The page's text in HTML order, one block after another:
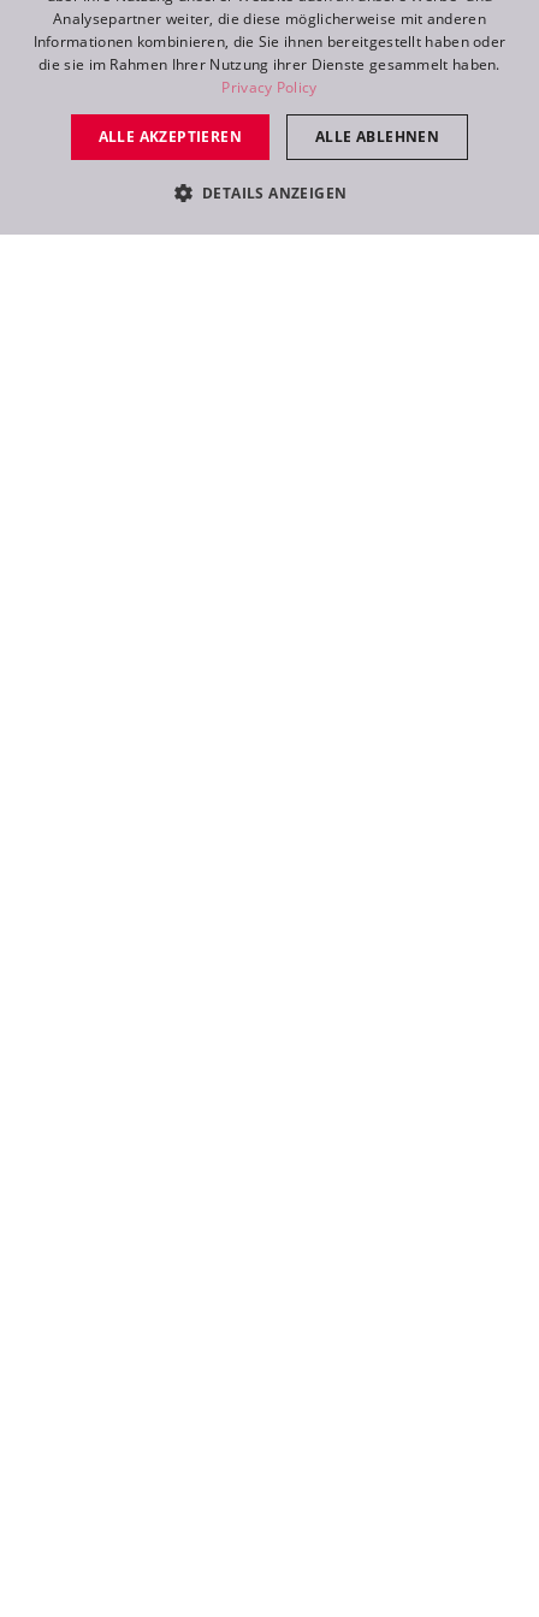
FR
RU
Analysepartner weiter, die diese möglicherweise mit anderen
Informationen kombinieren, die Sie ihnen bereitgestellt haben oder
die sie im Rahmen Ihrer Nutzung ihrer Dienste gesammelt haben.
Privacy Policy
ALLE AKZEPTIEREN ALLE ABLEHNEN
DETAILS ANZEIGEN